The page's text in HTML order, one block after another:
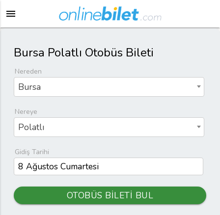
menu
Bursa Polatlı Otobüs Bileti
Nereden
Bursa
Nereye
Polatlı
Gidiş Tarihi
OTOBÜS BİLETİ BUL